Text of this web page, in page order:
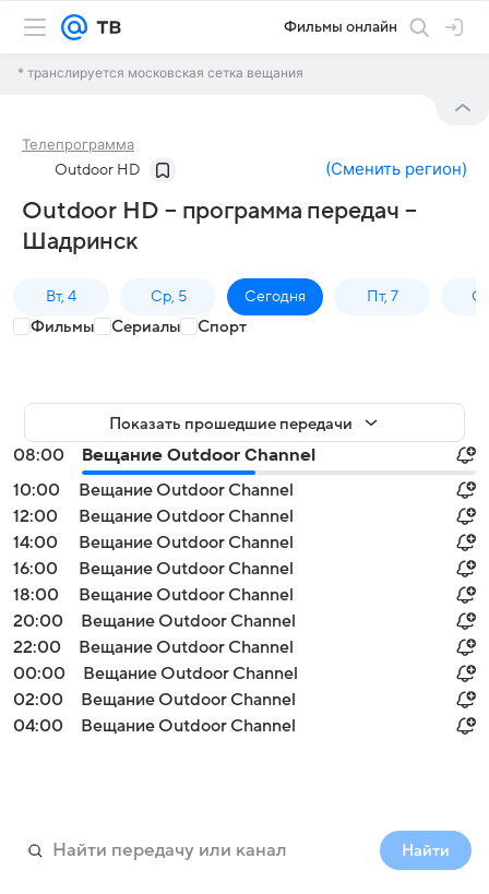
Фильмы онлайн
* транслируется московская сетка вещания
Телепрограмма
Outdoor HD (Сменить регион)
Outdoor HD – программа передач –
Шадринск
Вт, 4 Ср, 5 Сегодня Пт, 7
Фильмы Сериалы Спорт
Показать прошедшие передачи
08:00
Вещание Outdoor Channel
10:00
Вещание Outdoor Channel
12:00
Вещание Outdoor Channel
14:00
Вещание Outdoor Channel
16:00
Вещание Outdoor Channel
18:00
Вещание Outdoor Channel
20:00
Вещание Outdoor Channel
22:00
Вещание Outdoor Channel
00:00
Вещание Outdoor Channel
02:00
Вещание Outdoor Channel
04:00
Вещание Outdoor Channel
Найти